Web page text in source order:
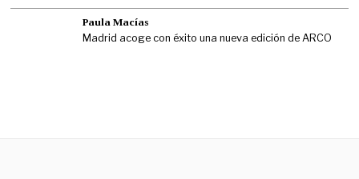
Paula Macías
Madrid acoge con éxito una nueva edición de ARCO